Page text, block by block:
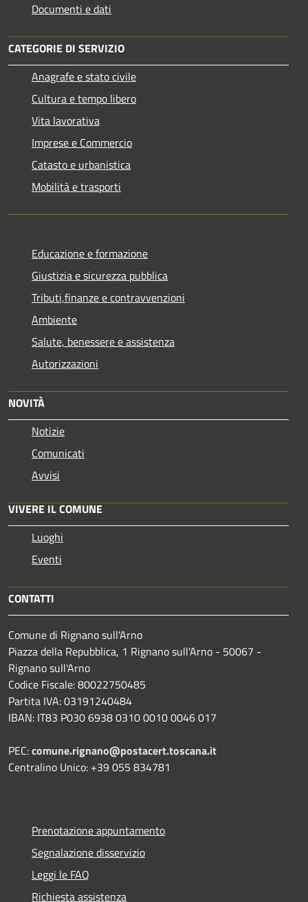
Documenti e dati
CATEGORIE DI SERVIZIO
Anagrafe e stato civile
Cultura e tempo libero
Vita lavorativa
Imprese e Commercio
Catasto e urbanistica
Mobilità e trasporti
Educazione e formazione
Giustizia e sicurezza pubblica
Tributi,finanze e contravvenzioni
Ambiente
Salute, benessere e assistenza
Autorizzazioni
NOVITÀ
Notizie
Comunicati
Avvisi
VIVERE IL COMUNE
Luoghi
Eventi
CONTATTI
Comune di Rignano sull'Arno
Piazza della Repubblica, 1 Rignano sull'Arno - 50067 -
Rignano sull'Arno
Codice Fiscale: 80022750485
Partita IVA: 03191240484
IBAN: IT83 P030 6938 0310 0010 0046 017
PEC:comune.rignano@postacert.toscana.it
Centralino Unico: +39 055 834781
Prenotazione appuntamento
Segnalazione disservizio
Leggi le FAQ
Richiesta assistenza